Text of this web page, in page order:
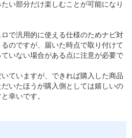
い部分だけ楽しむことが可能になり
で汎用的に使える仕様のためナビ対
のですが、届いた時点で取り付けて
いない場合がある点に注意が必要で
ていますが、できれば購入した商品
いたほうが購入側としては嬉しいの
幸いです。